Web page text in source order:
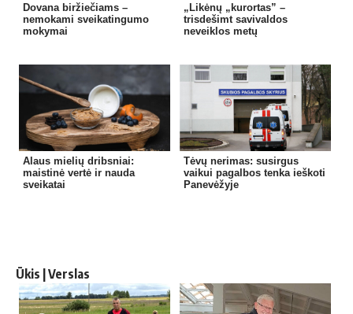
Dovana biržiečiams –
nemokami sveikatingumo
mokymai
„Likėnų „kurortas” –
trisdešimt savivaldos
neveiklos metų
Alaus mielių dribsniai:
maistinė vertė ir nauda
sveikatai
Tėvų nerimas: susirgus
vaikui pagalbos tenka ieškoti
Panevėžyje
Ūkis | Verslas